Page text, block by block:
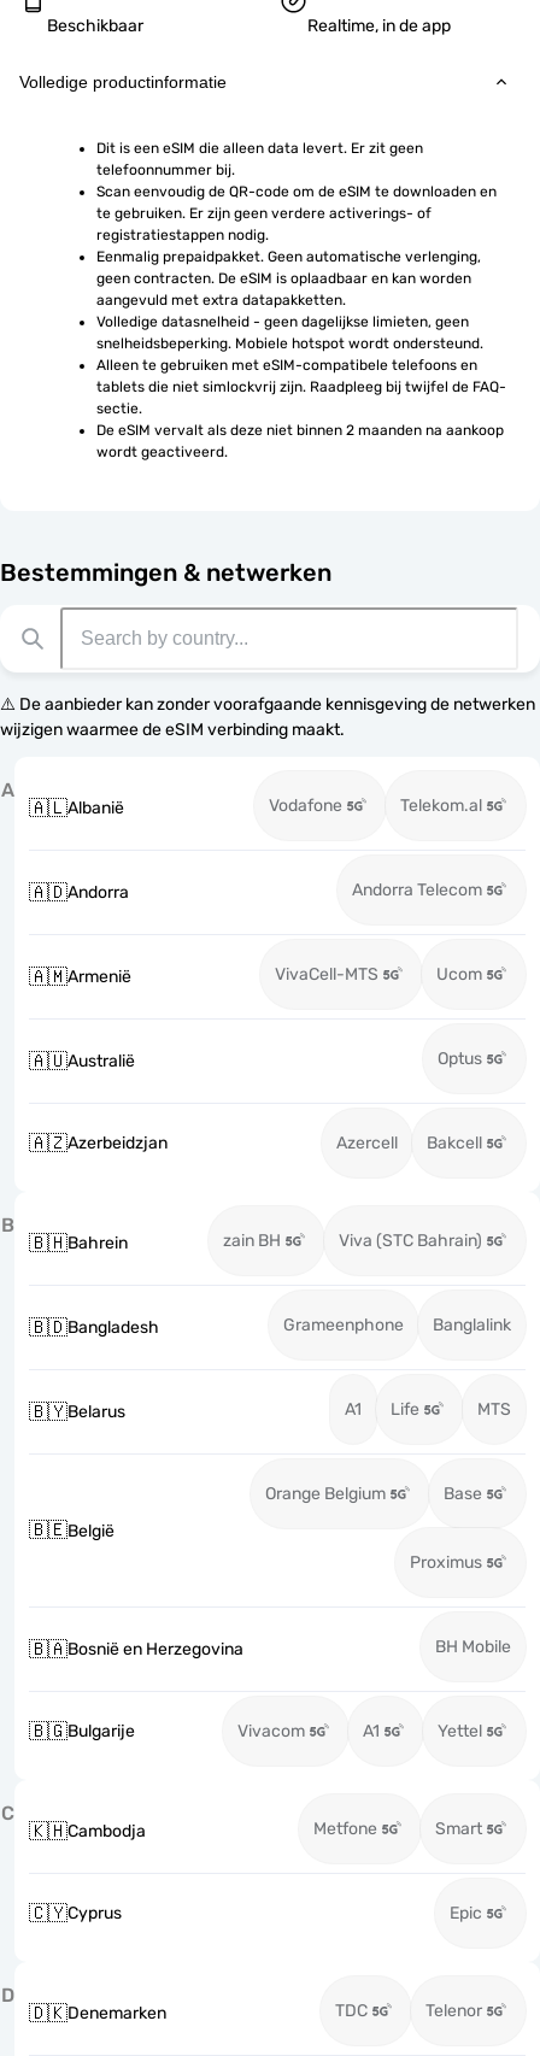
Beschikbaar Realtime, in de app
Volledige productinformatie
Dit is een eSIM die alleen data levert. Er zit geen
telefoonnummer bij.
Scan eenvoudig de QR-code om de eSIM te downloaden en
te gebruiken. Er zijn geen verdere activerings- of
registratiestappen nodig.
Eenmalig prepaidpakket. Geen automatische verlenging,
geen contracten. De eSIM is oplaadbaar en kan worden
aangevuld met extra datapakketten.
Volledige datasnelheid - geen dagelijkse limieten, geen
snelheidsbeperking. Mobiele hotspot wordt ondersteund.
Alleen te gebruiken met eSIM-compatibele telefoons en
tablets die niet simlockvrij zijn. Raadpleeg bij twijfel de FAQ-
sectie.
De eSIM vervalt als deze niet binnen 2 maanden na aankoop
wordt geactiveerd.
Bestemmingen & netwerken
⚠️ De aanbieder kan zonder voorafgaande kennisgeving de netwerken
wijzigen waarmee de eSIM verbinding maakt.
A
🇦🇱Albanië Vodafone Telekom.al
🇦🇩Andorra Andorra Telecom
🇦🇲Armenië VivaCell-MTS Ucom
🇦🇺Australië Optus
🇦🇿Azerbeidzjan Azercell Bakcell
B
🇧🇭Bahrein zain BH Viva (STC Bahrain)
🇧🇩Bangladesh Grameenphone Banglalink
🇧🇾Belarus A1 Life MTS
🇧🇪België
Orange Belgium Base
Proximus
🇧🇦Bosnië en Herzegovina BH Mobile
🇧🇬Bulgarije Vivacom A1 Yettel
C
🇰🇭Cambodja Metfone Smart
🇨🇾Cyprus Epic
D
🇩🇰Denemarken TDC Telenor